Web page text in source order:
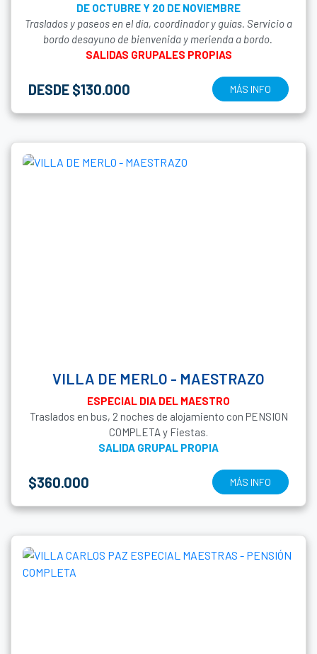
DE OCTUBRE Y 20 DE NOVIEMBRE
Traslados y paseos en el día, coordinador y guías. Servicio a
bordo desayuno de bienvenida y merienda a bordo.
SALIDAS GRUPALES PROPIAS
DESDE $130.000 MÁS INFO
VILLA DE MERLO - MAESTRAZO
ESPECIAL DIA DEL MAESTRO
Traslados en bus, 2 noches de alojamiento con PENSION
COMPLETA y Fiestas.
SALIDA GRUPAL PROPIA
$360.000 MÁS INFO